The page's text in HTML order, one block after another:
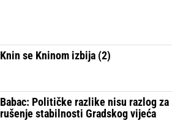
Knin se Kninom izbija (2)
Babac: Političke razlike nisu razlog za
rušenje stabilnosti Gradskog vijeća